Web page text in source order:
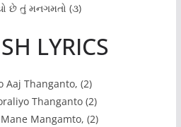
છે તું મનગમતો (૩)
LYRICS
Aaj Thanganto, (2)
Thanganto (2)
Mangamto, (2)